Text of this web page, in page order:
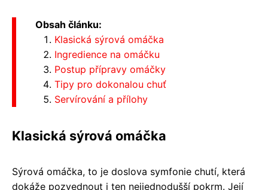
Obsah článku:
Klasická sýrová omáčka
Ingredience na omáčku
Postup přípravy omáčky
Tipy pro dokonalou chuť
Servírování a přílohy
Klasická sýrová omáčka
Sýrová omáčka, to je doslova symfonie chutí, která
dokáže pozvednout i ten nejjednodušší pokrm. Její